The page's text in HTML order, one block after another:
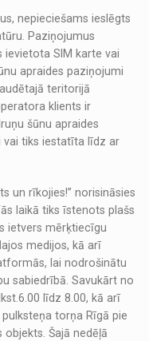
nepieciešams ieslēgts
Paziņojumus
ievietota SIM karte vai
apraides paziņojumi
teritorijā
klients ir
šūnu apraides
tiks iestatīta līdz ar
un rīkojies!” norisināsies
laikā tiks īstenots plašs
ietvers mērķtiecīgu
medijos, kā arī
lai nodrošinātu
sabiedrībā. Savukārt no
līdz 8.00, kā arī
torņa Rīgā pie
objekts. Šajā nedēļā